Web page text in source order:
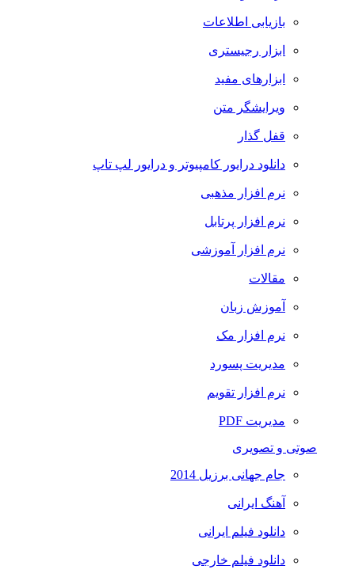
بازیابی اطلاعات
ابزار رجیستری
ابزارهای مفید
ویرایشگر متن
قفل گذار
دانلود درایور کامپیوتر و درایور لپ تاپ
نرم افزار مذهبی
نرم افزار پرتابل
نرم افزار آموزشی
مقالات
آموزش زبان
نرم افزار مک
مدیریت پسورد
نرم افزار تقویم
مدیریت PDF
صوتی و تصویری
جام جهانی برزیل 2014
آهنگ ایرانی
دانلود فیلم ایرانی
دانلود فیلم خارجی